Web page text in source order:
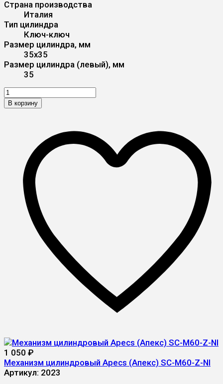
Страна производства
Италия
Тип цилиндра
Ключ-ключ
Размер цилиндра, мм
35x35
Размер цилиндра (левый), мм
35
В корзину
1 050 ₽
Механизм цилиндровый Apecs (Апекс) SC-M60-Z-NI
Артикул: 2023